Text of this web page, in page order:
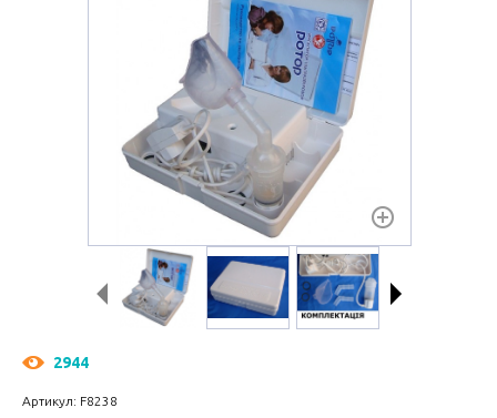
2944
Артикул: F8238